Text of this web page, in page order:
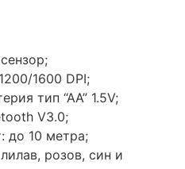
1600 DPI;
тип “АА” 1.5V;
V3.0;
до 10 метра;
розов, син и